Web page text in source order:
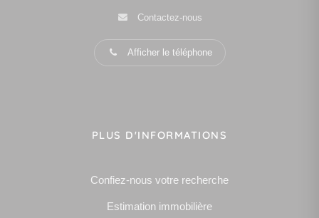
Contactez-nous
Afficher le téléphone
PLUS D'INFORMATIONS
Confiez-nous votre recherche
Estimation immobilière